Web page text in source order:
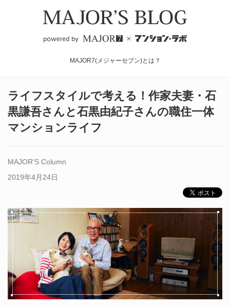
MAJOR7(メジャーセブン)とは？
ライフスタイルで考える！作家夫妻・石
黒謙吾さんと石黒由紀子さんの職住一体
マンションライフ
MAJOR'S Column
2019年4月24日